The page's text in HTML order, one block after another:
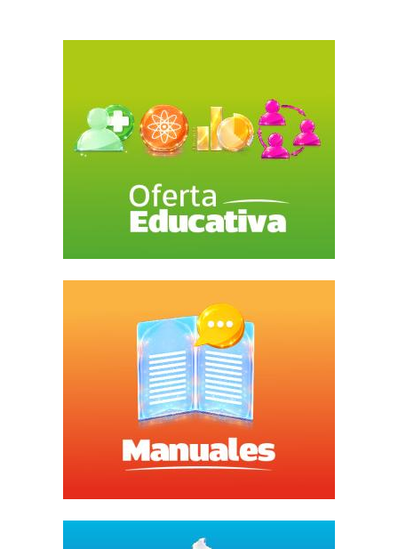
Convocatoria de registro
Programas con requisitos adicionales
Requisitos Específicos Egresados BUAP 2026
Cupos Otoño 2026
Cupos Primavera 2027